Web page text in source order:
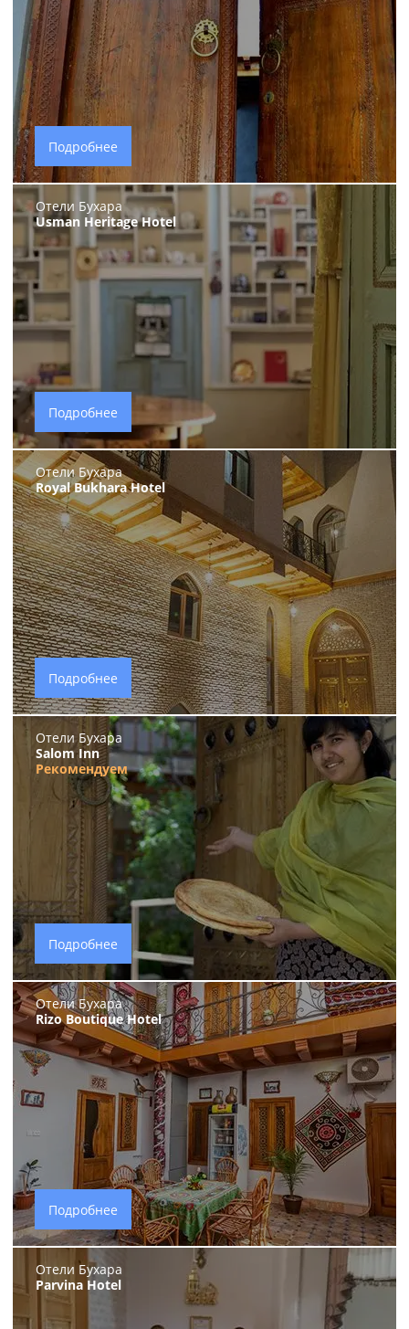
Подробнее
Отели Бухара
Usman Heritage Hotel
Подробнее
Отели Бухара
Royal Bukhara Hotel
Подробнее
Отели Бухара
Salom Inn
Рекомендуем
Подробнее
Отели Бухара
Rizo Boutique Hotel
Подробнее
Отели Бухара
Parvina Hotel